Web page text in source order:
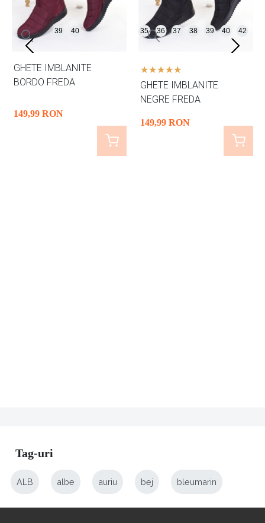
39 40
GHETE IMBLANITE
BORDO FREDA
149,99 RON
35 36 37 38 39 40 42
GHETE IMBLANITE
NEGRE FREDA
149,99 RON
Tag-uri
ALB albe auriu bej bleumarin